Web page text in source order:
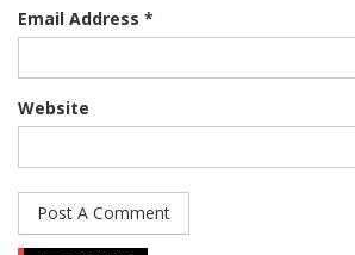
Email Address *
Website